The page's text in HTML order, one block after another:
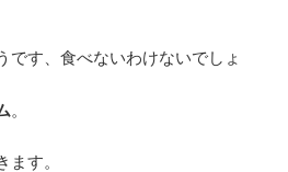
です、食べないわけないでしょ
。
す。